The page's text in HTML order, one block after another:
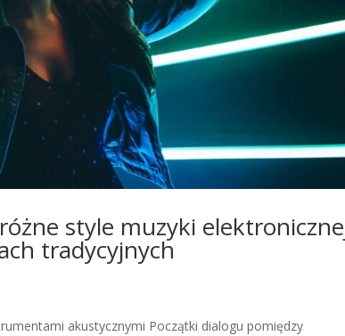
style muzyki
tradycyjnych
akustycznymi Początki dialogu pomiędzy